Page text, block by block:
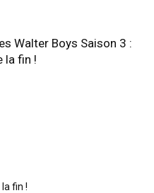
Walter Boys Saison 3 :
la fin !
fin !